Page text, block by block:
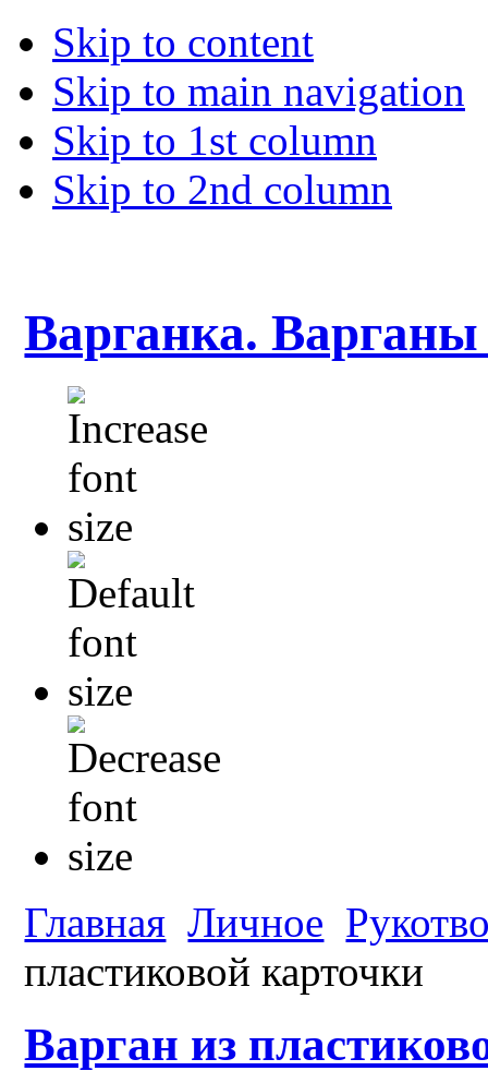
Skip to content
Skip to main navigation
Skip to 1st column
Skip to 2nd column
Варганка. Варганы
Главная Личное
пластиковой карточки
Варган из